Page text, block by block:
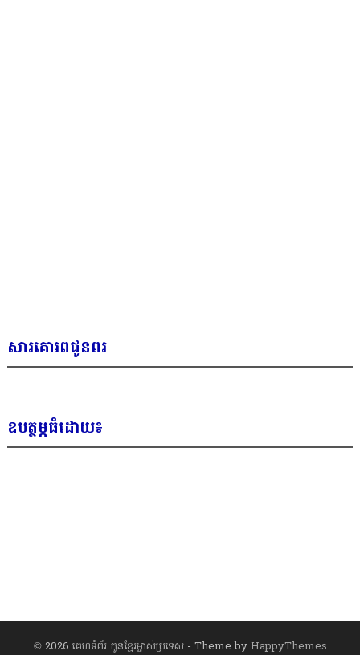
សារគោរពជូនពរ
ឧបត្ថម្ភធំដោយ៖
© 2026 គេហទំព័រ កូនខ្មែរម្ចាស់ប្រទេស- Theme by HappyThemes